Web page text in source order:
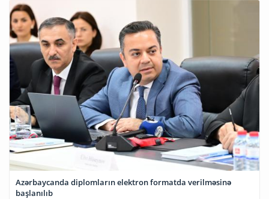
Azərbaycanda diplomların elektron formatda verilməsinə
başlanılıb